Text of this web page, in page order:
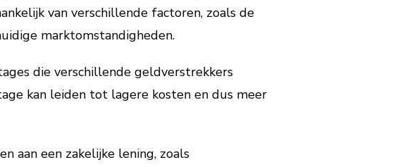
van verschillende factoren, zoals de
marktomstandigheden.
die verschillende geldverstrekkers
kan leiden tot lagere kosten en dus meer
aan een zakelijke lening, zoals